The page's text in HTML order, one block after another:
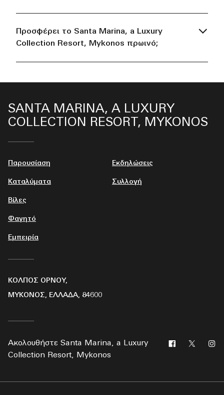
Προσφέρει το Santa Marina, a Luxury
Collection Resort, Mykonos πρωινό;
SANTA MARINA, A LUXURY
COLLECTION RESORT, MYKONOS
Παρουσίαση
Καταλύματα
Βίλες
Φαγητό
Εμπειρία
Εκδηλώσεις
Συλλογή
ΚΌΛΠΟΣ ΟΡΝΟΎ,
ΜΎΚΟΝΟΣ, ΕΛΛΆΔΑ, 84600
Ακολουθήστε Santa Marina, a Luxury
Collection Resort, Mykonos
Facebook
Twitter